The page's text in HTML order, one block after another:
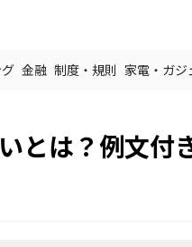
金融 制度・規則 家電・ガジ
とは？例文